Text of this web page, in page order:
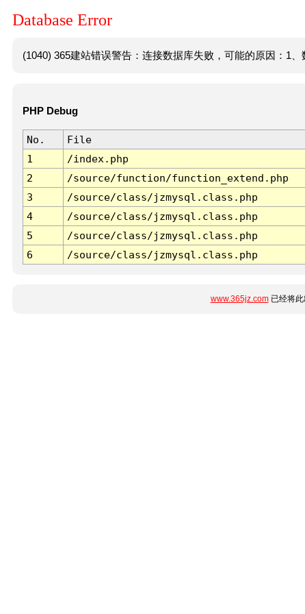
Database Error
(1040) 365建站错误警告：连接数据库失败，可能的原因：1、
PHP Debug
No. File
1
/index.php
2
/source/function/function_extend.php
3
/source/class/jzmysql.class.php
4
/source/class/jzmysql.class.php
5
/source/class/jzmysql.class.php
6
/source/class/jzmysql.class.php
www.365jz.com已经将此